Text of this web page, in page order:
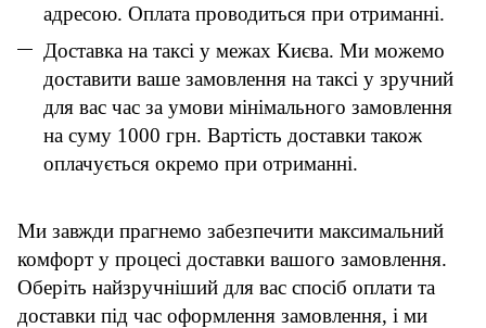
адресою. Оплата проводиться при отриманні.
Доставка на таксі у межах Києва. Ми можемо
доставити ваше замовлення на таксі у зручний
для вас час за умови мінімального замовлення
на суму 1000 грн. Вартість доставки також
оплачується окремо при отриманні.
Ми завжди прагнемо забезпечити максимальний
комфорт у процесі доставки вашого замовлення.
Оберіть найзручніший для вас спосіб оплати та
доставки під час оформлення замовлення, і ми